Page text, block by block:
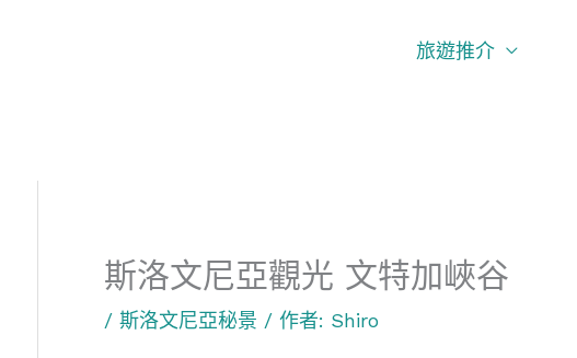
旅遊推介
斯洛文尼亞觀光 文特加峽谷
/ 斯洛文尼亞秘景 / 作者: Shiro